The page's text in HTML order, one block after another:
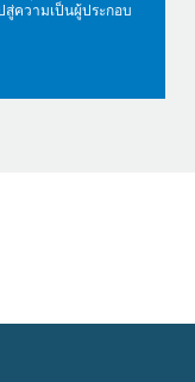
ความเป็นผู้ประกอบ